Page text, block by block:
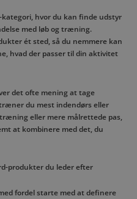
hvor du kan finde udstyr
med løb og træning.
ét sted, så du nemmere kan
hvad der passer til din aktivitet
det ofte mening at tage
du mest indendørs eller
eller mere målrettede pas,
at kombinere med det, du
produkter du leder efter
fordel starte med at definere